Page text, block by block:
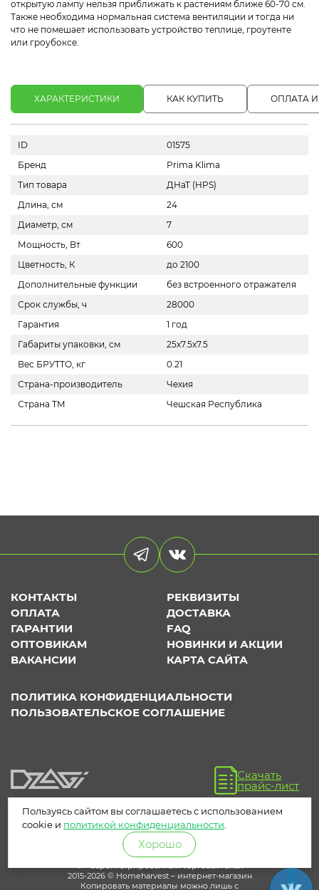
открытую лампу нельзя приближать к растениям ближе 60-70 см.
Также необходима нормальная система вентиляции и тогда ни
что не помешает использовать устройство теплице, гроутенте
или гроубоксе.
ХАРАКТЕРИСТИКИ КАК КУПИТЬ ОПЛАТА
ID
01575
Бренд
Prima Klima
Тип товара
ДНаТ (HPS)
Длина, см
24
Диаметр, см
7
Мощность, Вт
600
Цветность, К
до 2100
Дополнительные функции
без встроенного отражателя
Срок службы, ч
28000
Гарантия
1 год
Габариты упаковки, см
25х7.5х7.5
Вес БРУТТО, кг
0.21
Страна-производитель
Чехия
Страна ТМ
Чешская Республика
КОНТАКТЫ
РЕКВИЗИТЫ
ОПЛАТА
ДОСТАВКА
ГАРАНТИИ
FAQ
ОПТОВИКАМ
НОВИНКИ И АКЦИИ
ВАКАНСИИ
КАРТА САЙТА
ПОЛИТИКА КОНФИДЕНЦИАЛЬНОСТИ
ПОЛЬЗОВАТЕЛЬСКОЕ СОГЛАШЕНИЕ
Скачать
прайс-лист
® – зарегистрированный торговый знак
2015-2026 © Homeharvest – интернет-магазин
Копировать материалы можно лишь с
Пользуясь сайтом вы соглашаетесь с использованием
cookie и политикой конфиденциальности
Хорошо